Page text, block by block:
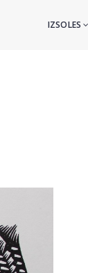
IZSOLES